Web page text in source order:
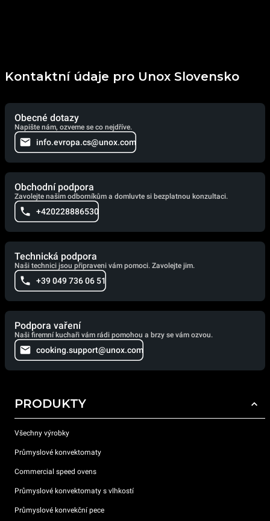
Kontaktní údaje pro Unox Slovensko
Obecné dotazy
Napište nám, ozveme se co nejdříve.
info.evropa.cs@unox.com
Obchodní podpora
Zavolejte našim odborníkům a domluvte si bezplatnou konzultaci.
+420228886530
Technická podpora
Naši technici jsou připraveni vám pomoci. Zavolejte jim.
+39 049 736 06 51
Podpora vaření
Naši firemní kuchaři vám rádi pomohou a brzy se vám ozvou.
cooking.support@unox.com
PRODUKTY
Všechny výrobky
Průmyslové konvektomaty
Commercial speed ovens
Průmyslové konvektomaty s vlhkostí
Průmyslové konvekční pece